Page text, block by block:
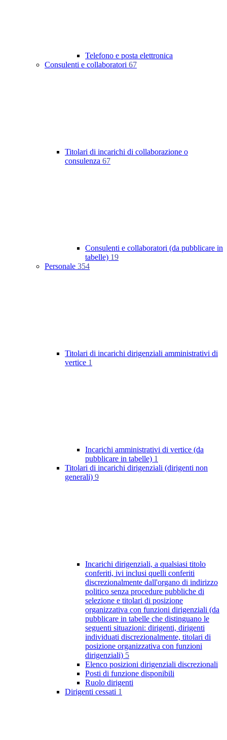
Telefono e posta elettronica
Consulenti e collaboratori 67
Titolari di incarichi di collaborazione o
consulenza 67
Consulenti e collaboratori (da pubblicare in
tabelle) 19
Personale 354
Titolari di incarichi dirigenziali amministrativi di
vertice 1
Incarichi amministrativi di vertice (da
pubblicare in tabelle) 1
Titolari di incarichi dirigenziali (dirigenti non
generali) 9
Incarichi dirigenziali, a qualsiasi titolo
conferiti, ivi inclusi quelli conferiti
discrezionalmente dall'organo di indirizzo
politico senza procedure pubbliche di
selezione e titolari di posizione
organizzativa con funzioni dirigenziali (da
pubblicare in tabelle che distinguano le
seguenti situazioni: dirigenti, dirigenti
individuati discrezionalmente, titolari di
posizione organizzativa con funzioni
dirigenziali) 5
Elenco posizioni dirigenziali discrezionali
Posti di funzione disponibili
Ruolo dirigenti
Dirigenti cessati 1